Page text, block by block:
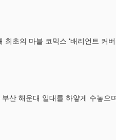
초의 마블 코믹스 ‘배리언트 커버
산 해운대 일대를 하얗게 수놓으